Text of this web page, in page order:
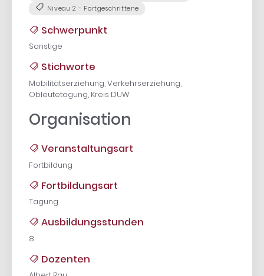
Niveau 2 - Fortgeschrittene
Schwerpunkt
Sonstige
Stichworte
Mobilitätserziehung, Verkehrserziehung,
Obleutetagung, Kreis DÜW
Organisation
Veranstaltungsart
Fortbildung
Fortbildungsart
Tagung
Ausbildungsstunden
8
Dozenten